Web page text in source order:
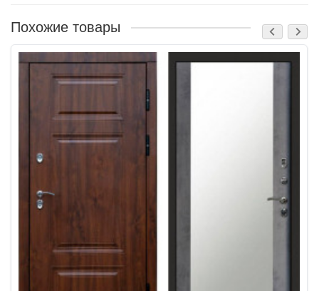
Похожие товары